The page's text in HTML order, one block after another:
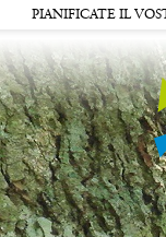
PIANIFICATE IL